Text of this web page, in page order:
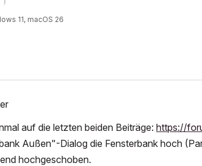
11, macOS 26
auf die letzten beiden Beiträge: https://
Außen"-Dialog die Fensterbank hoch
hochgeschoben.